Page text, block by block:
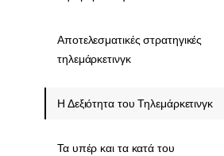
Αποτελεσματικές στρατηγικές
τηλεμάρκετινγκ
Η Δεξιότητα του Τηλεμάρκετινγκ
Τα υπέρ και τα κατά του